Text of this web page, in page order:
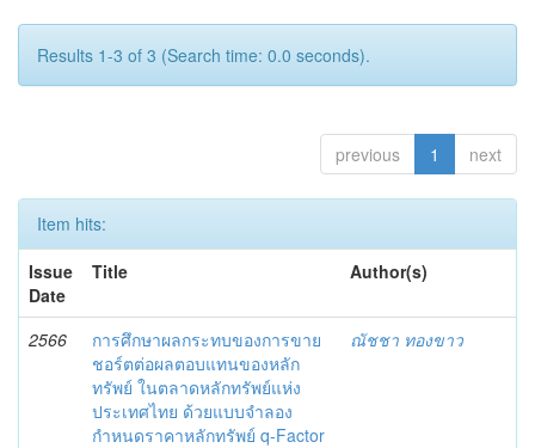
Results 1-3 of 3 (Search time: 0.0 seconds).
previous 1 next
Item hits:
Issue
Date
Title Author(s)
2566
การศึกษาผลกระทบของการขาย
ชอร์ตต่อผลตอบแทนของหลัก
ทรัพย์ ในตลาดหลักทรัพย์แห่ง
ประเทศไทย ด้วยแบบจำลอง
กำหนดราคาหลักทรัพย์ q-Factor
ณัชชา ทองขาว